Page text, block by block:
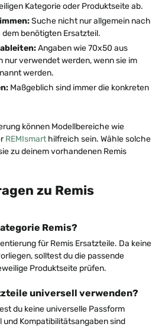
Kategorie oder Produktseite ab.
Suche nicht nur allgemein nach
dem benötigten Ersatzteil.
Angaben wie 70x50 aus
nur verwendet werden, wenn sie im
werden.
Maßgeblich sind immer die konkreten
können Modellbereiche wie
REMIsmarthilfreich sein. Wähle solche
zu deinem vorhandenen Remis
zu Remis
Remis?
für Remis Ersatzteile. Da keine
solltest du die passende
Produktseite prüfen.
universell verwenden?
du keine universelle Passform
und Kompatibilitätsangaben sind